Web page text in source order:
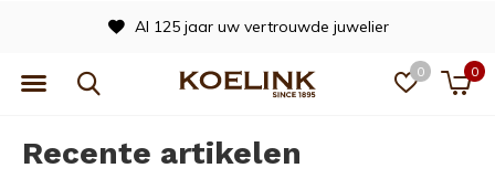
0 0
Officieel dealer van vele merken
Recente artikelen